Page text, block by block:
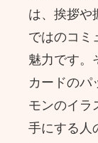
は、挨拶や
ではのコミ
魅力です。
カードのパ
モンのイラ
手にする人